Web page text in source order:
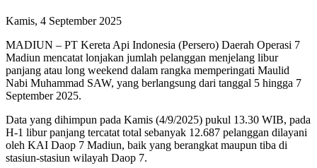
Kamis, 4 September 2025
MADIUN – PT Kereta Api Indonesia (Persero) Daerah Operasi 7
Madiun mencatat lonjakan jumlah pelanggan menjelang libur
panjang atau long weekend dalam rangka memperingati Maulid
Nabi Muhammad SAW, yang berlangsung dari tanggal 5 hingga 7
September 2025.
Data yang dihimpun pada Kamis (4/9/2025) pukul 13.30 WIB, pada
H-1 libur panjang tercatat total sebanyak 12.687 pelanggan dilayani
oleh KAI Daop 7 Madiun, baik yang berangkat maupun tiba di
stasiun-stasiun wilayah Daop 7.